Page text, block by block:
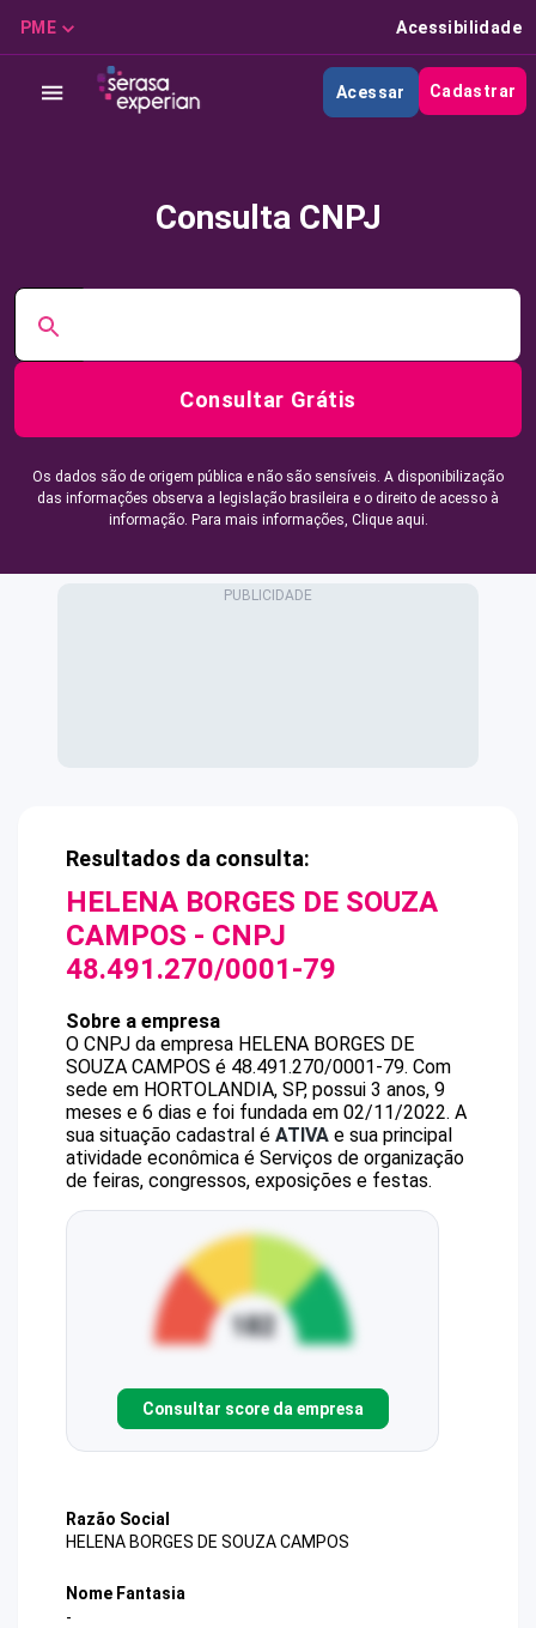
PME Acessibilidade
Acessar Cadastrar
Consulta CNPJ
Consultar Grátis
Os dados são de origem pública e não são sensíveis. A disponibilização
das informações observa a legislação brasileira e o direito de acesso à
informação. Para mais informações, Clique aqui.
Resultados da consulta:
HELENA BORGES DE SOUZA
CAMPOS - CNPJ
48.491.270/0001-79
Sobre a empresa
O CNPJ da empresa HELENA BORGES DE
SOUZA CAMPOS é 48.491.270/0001-79. Com
sede em HORTOLANDIA, SP, possui 3 anos, 9
meses e 6 dias e foi fundada em 02/11/2022. A
sua situação cadastral é ATIVA e sua principal
atividade econômica é Serviços de organização
de feiras, congressos, exposições e festas.
Consultar score da empresa
Razão Social
HELENA BORGES DE SOUZA CAMPOS
Nome Fantasia
-